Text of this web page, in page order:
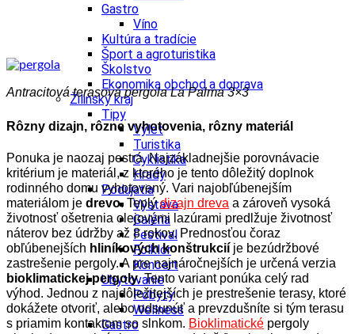
Gastro
Víno
Kultúra a tradície
Šport a agroturistika
Školstvo
Ekonomika obchod a doprava
Žilinský kraj
Tipy
Výlet
Turistika
Cyklistika
Hrady
Podujatia
Výstava
Galéria
Festival
Folklór
Koncert
Ubytovanie
Pobyty
Wellness
Gastro
Antracitová terasová pergola La Palma 3×3
Rôzny dizajn, rôzne vyhotovenia, rôzny materiál
Ponuka je naozaj pestrá. Najzákladnejšie porovnávacie
kritérium je materiál, z ktorého je tento dôležitý doplnok
rodinného domu vyhotovený. Vari najobľúbenejším
materiálom je drevo. Teplýdizajn dreva a zároveň vysoká
životnosť ošetrenia olejovými lazúrami predlžuje životnosť
náterov bez údržby až 8 rokov. Prednosťou čoraz
obľúbenejších hliníkových konštrukcií je bezúdržbové
zastrešenie pergoly. A pre najnáročnejších je určená verzia
bioklimatickej pergoly. Tento variant ponúka celý rad
výhod. Jednou z najdôležitejších je prestrešenie terasy, ktoré
dokážete otvoriť, alebo odsunúť a prevzdušníte si tým terasu
s priamim kontaktom so slnkom. Bioklimatické pergoly